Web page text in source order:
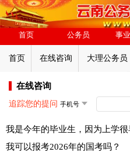
首页 公务员 事
首页 在线咨询 大理公务员
在线咨询
追踪您的提问
我是今年的毕业生，因为上学
我可以报考2026年的国考吗？